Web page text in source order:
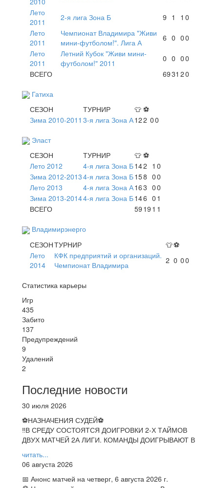
Лето
2011
2-я лига Зона Б 9 1 1 0
Лето
2011
Чемпионат Владимира "Живи
мини-футболом!". Лига А
6 0 00
Лето
2011
Летний Кубок "Живи мини-
футболом!" 2011
0 0 00
ВСЕГО
6931 20
Гатиха
СЕЗОН
ТУРНИР 👕 ⚽
Зима 2010-2011 3-я лига Зона А122 00
Эласт
СЕЗОН
ТУРНИР 👕 ⚽
Лето 2012
4-я лига Зона Б142 1 0
Зима 2012-20134-я лига Зона Б158 00
Лето 2013
4-я лига Зона А163 00
Зима 2013-20144-я лига Зона Б146 0 1
ВСЕГО
59 19 1 1
Владимирэнерго
СЕЗОНТУРНИР 👕⚽
Лето
2014
КФК предприятий и организаций.
Чемпионат Владимира
2 0 00
Статистика карьеры
Игр
435
Забито
137
Предупреждений
9
Удалений
2
Последние новости
30 июля 2026
⚽НАЗНАЧЕНИЯ СУДЕЙ⚽
‼В СРЕДУ СОСТОЯТСЯ ДОИГРОВКИ 2-Х ТАЙМОВ
ДВУХ МАТЧЕЙ 2А ЛИГИ. КОМАНДЫ ДОИГРЫВАЮТ В
читать...
06 августа 2026
📅 Анонс матчей на четверг, 6 августа 2026 г.